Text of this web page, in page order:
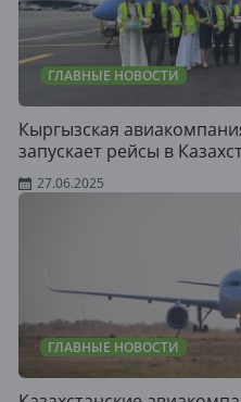
ГЛАВНЫЕ НОВОСТИ
Кыргызская
запускает рейсы в
27.06.2025
ГЛАВНЫЕ НОВОСТИ